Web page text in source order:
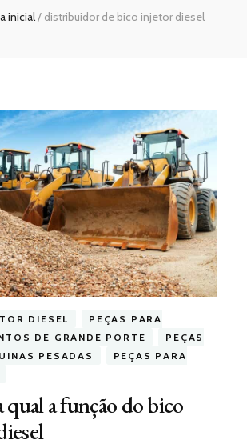
inicial/ distribuidor de bico injetor diesel
DIESEL
PEÇAS PARA
DE GRANDE PORTE
PEÇAS
PESADAS
PEÇAS PARA
a função do bico